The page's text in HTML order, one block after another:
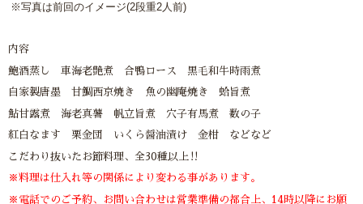
※写真は前回のイメージ(2段重2人前)
内容
鮑酒蒸し 車海老艶煮 合鴨ロース 黒毛和牛時雨煮
自家製唐墨 甘鯛西京焼き 魚の幽庵焼き 蛤旨煮
鮎甘露煮 海老真薯 帆立旨煮 穴子有馬煮 数の子
紅白なます 栗金団 いくら醤油漬け 金柑 などなど
こだわり抜いたお節料理、全30種以上‼︎
※料理は仕入れ等の関係により変わる事があります。
※電話でのご予約、お問い合わせは営業準備の都合上、14時以降にお願